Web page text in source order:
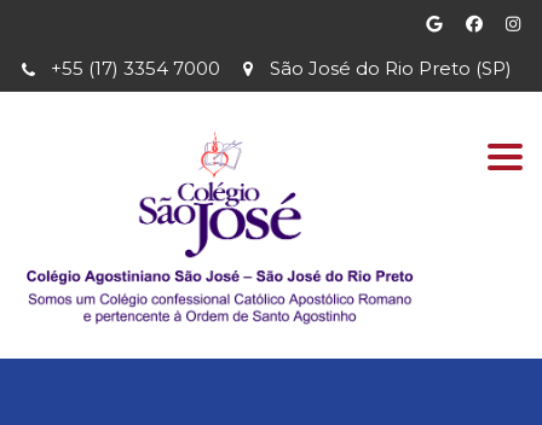
São José do Rio Preto (SP)
+55 (17) 3354 7000